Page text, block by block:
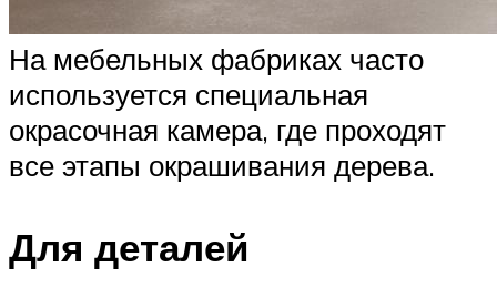
На мебельных фабриках часто
используется специальная
окрасочная камера, где проходят
все этапы окрашивания дерева.
Для деталей